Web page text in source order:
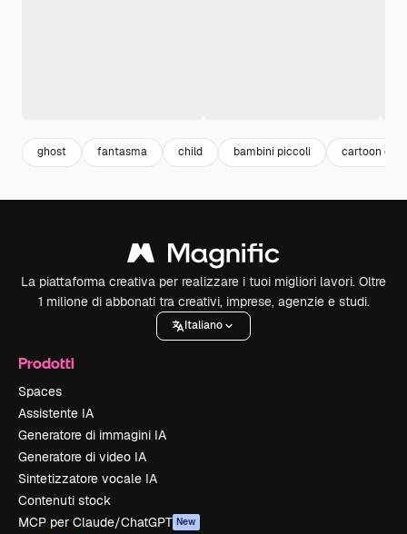
ghost fantasma child bambini piccoli cartoon
La piattaforma creativa per realizzare i tuoi migliori lavori. Oltre
1 milione di abbonati tra creativi, imprese, agenzie e studi.
Italiano
Prodotti
Spaces
Assistente IA
Generatore di immagini IA
Generatore di video IA
Sintetizzatore vocale IA
Contenuti stock
MCP per Claude/ChatGPT New